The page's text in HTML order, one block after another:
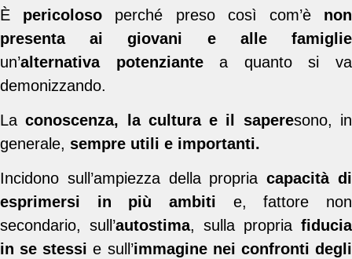
È pericoloso perché preso così com’è non
presenta ai giovani e alle famiglie
un’alternativa potenziantea quanto si va
demonizzando.
Laconoscenza, la cultura e il saperesono, in
generale, sempre utili e importanti.
Incidono sull’ampiezza della propriacapacità di
esprimersi in più ambiti e, fattore non
secondario, sull’autostima, sulla propria fiducia
in se stessie sull’immagine nei confronti degli